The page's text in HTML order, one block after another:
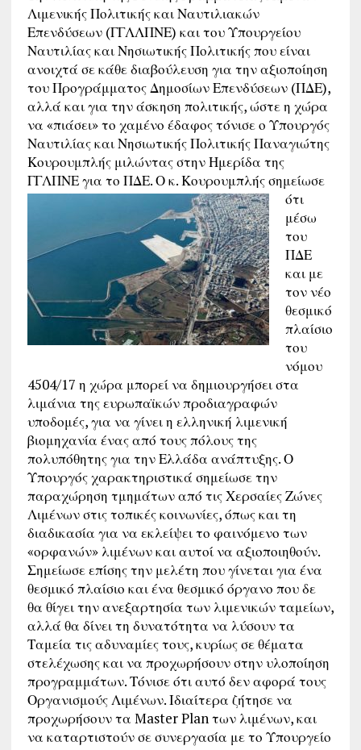
Λιμενικής Πολιτικής και Ναυτιλιακών
Επενδύσεων (ΓΓΛΛΠΝΕ) και του Υπουργείου
Ναυτιλίας και Νησιωτικής Πολιτικής που είναι
ανοιχτά σε κάθε διαβούλευση για την αξιοποίηση
του Προγράμματος Δημοσίων Επενδύσεων (ΠΔΕ),
αλλά και για την άσκηση πολιτικής, ώστε η χώρα
να «πιάσει» το χαμένο έδαφος τόνισε ο Υπουργός
Ναυτιλίας και Νησιωτικής Πολιτικής Παναγιώτης
Κουρουμπλής μιλώντας στην Ημερίδα της
ΓΓΛΠΝΕ για το ΠΔΕ.Ο κ. Κουρουμπλής σημείωσε
ότι
μέσω
του
ΠΔΕ
και με
τον νέο
θεσμικό
πλαίσιο
του
νόμου
4504/17 η χώρα μπορεί να δημιουργήσει στα
λιμάνια της ευρωπαϊκών προδιαγραφών
υποδομές, για να γίνει η ελληνική λιμενική
βιομηχανία ένας από τους πόλους της
πολυπόθητης για την Ελλάδα ανάπτυξης. Ο
Υπουργός χαρακτηριστικά σημείωσε την
παραχώρηση τμημάτων από τις Χερσαίες Ζώνες
Λιμένων στις τοπικές κοινωνίες, όπως και τη
διαδικασία για να εκλείψει το φαινόμενο των
«ορφανών» λιμένων και αυτοί να αξιοποιηθούν.
Σημείωσε επίσης την μελέτη που γίνεται για ένα
θεσμικό πλαίσιο και ένα θεσμικό όργανο που δε
θα θίγει την ανεξαρτησία των λιμενικών ταμείων,
αλλά θα δίνει τη δυνατότητα να λύσουν τα
Ταμεία τις αδυναμίες τους, κυρίως σε θέματα
στελέχωσης και να προχωρήσουν στην υλοποίηση
προγραμμάτων. Τόνισε ότι αυτό δεν αφορά τους
Οργανισμούς Λιμένων. Ιδιαίτερα ζήτησε να
προχωρήσουν τα Master Plan των λιμένων, και
να καταρτιστούν σε συνεργασία με το Υπουργείο